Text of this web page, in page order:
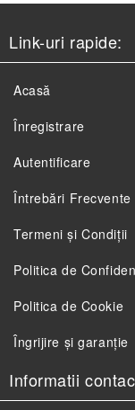
Link-uri rapide:
Acasă
Înregistrare
Autentificare
Întrebări Frecvente
Termeni și Condiții
Politica de
Politica de Cookie
Îngrijire și garanție
Informatii